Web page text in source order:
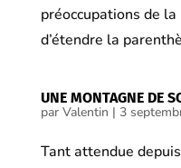
préoccupations de
d’étendre la
UNE MONTAGNE DE
par Valentin | 3
Tant attendue